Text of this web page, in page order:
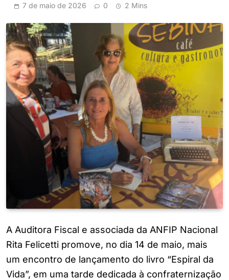
7 de maio de 2026 0 2 Mins
A Auditora Fiscal e associada da ANFIP Nacional
Rita Felicetti promove, no dia 14 de maio, mais
um encontro de lançamento do livro “Espiral da
Vida”, em uma tarde dedicada à confraternização